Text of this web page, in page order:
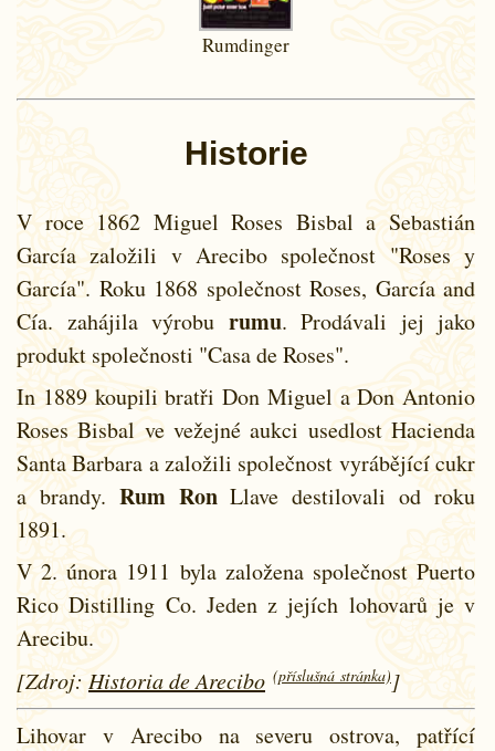
Rumdinger
Historie
V roce 1862 Miguel Roses Bisbal a Sebastián
García založili v Arecibo společnost "Roses y
García". Roku 1868 společnost Roses, García and
Cía. zahájila výrobu rumu. Prodávali jej jako
produkt společnosti "Casa de Roses".
In 1889 koupili bratři Don Miguel a Don Antonio
Roses Bisbal ve vežejné aukci usedlost Hacienda
Santa Barbara a založili společnost vyrábějící cukr
a brandy. Rum RonLlave destilovali od roku
1891.
V 2. února 1911 byla založena společnost Puerto
Rico Distilling Co. Jeden z jejích lohovarů je v
Arecibu.
[Zdroj: Historia de Arecibo (příslušná stránka) ]
Lihovar v Arecibo na severu ostrova, patřící